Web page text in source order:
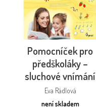
Pomocníček pro
předškoláky –
sluchové vnímání
Eva Rádlová
není skladem